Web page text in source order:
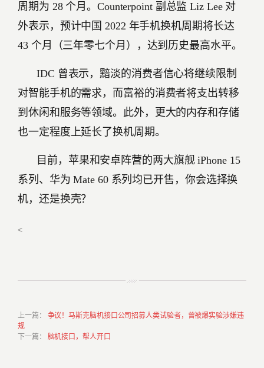
周期为 28 个月。Counterpoint 副总监 Liz Lee 对
外表示，预计中国 2022 年手机换机周期将长达
43 个月（三年零七个月），达到历史最高水平。
IDC 曾表示，黯淡的消费者信心将继续限制
对智能手机的需求，而富裕的消费者将支出转移
到休闲和服务等领域。此外，更大的内存和存储
也一定程度上延长了换机周期。
目前，苹果和安卓阵营的两大旗舰 iPhone 15
系列、华为 Mate 60 系列均已开售，你会选择换
机，还是换壳？
<
上一篇 ： 争议！马斯克脑机接口公司招募人类试验者，曾被爆实验涉嫌违
规
下一篇 ： 脑机接口，帮人开口